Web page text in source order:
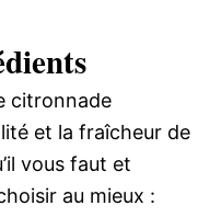
citronnade
et la fraîcheur de
vous faut et
au mieux :